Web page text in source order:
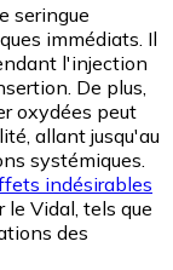
seringue
immédiats. Il
l'injection
De plus,
oxydées peut
allant jusqu'au
systémiques.
indésirables
le Vidal, tels que
des